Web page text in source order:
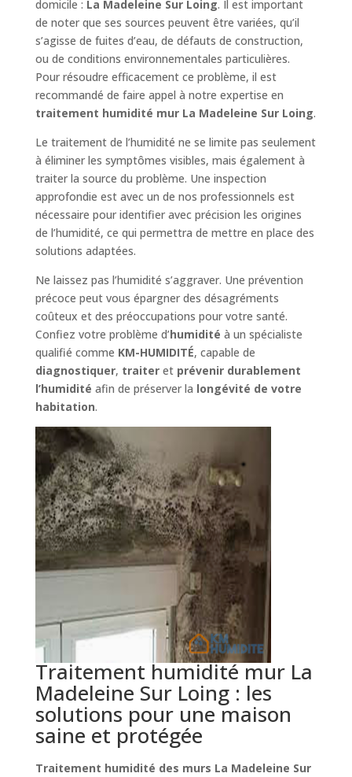
domicile : La Madeleine Sur Loing. Il est important
de noter que ses sources peuvent être variées, qu’il
s’agisse de fuites d’eau, de défauts de construction,
ou de conditions environnementales particulières.
Pour résoudre efficacement ce problème, il est
recommandé de faire appel à notre expertise en
traitement humidité mur La Madeleine Sur Loing.
Le traitement de l’humidité ne se limite pas seulement
à éliminer les symptômes visibles, mais également à
traiter la source du problème. Une inspection
approfondie est avec un de nos professionnels est
nécessaire pour identifier avec précision les origines
de l’humidité, ce qui permettra de mettre en place des
solutions adaptées.
Ne laissez pas l’humidité s’aggraver. Une prévention
précoce peut vous épargner des désagréments
coûteux et des préoccupations pour votre santé.
Confiez votre problème d’humidité à un spécialiste
qualifié comme KM-HUMIDITÉ, capable de
diagnostiquer, traiteret prévenir durablement
l’humidité afin de préserver la longévité de votre
habitation.
Traitement humidité mur La
Madeleine Sur Loing : les
solutions pour une maison
saine et protégée
Traitement humidité des murs La Madeleine Sur